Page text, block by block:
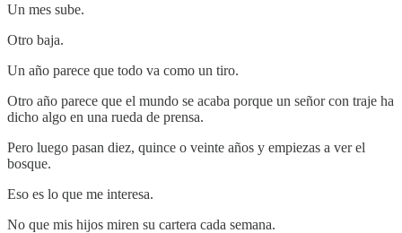
Un mes sube.
Otro baja.
Un año parece que todo va como un tiro.
Otro año parece que el mundo se acaba porque un señor con traje ha
dicho algo en una rueda de prensa.
Pero luego pasan diez, quince o veinte años y empiezas a ver el
bosque.
Eso es lo que me interesa.
No que mis hijos miren su cartera cada semana.